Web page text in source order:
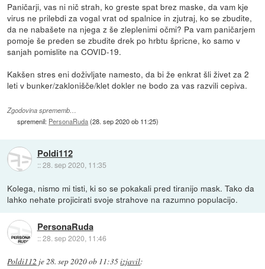
Paničarji, vas ni nič strah, ko greste spat brez maske, da vam kje
virus ne prilebdi za vogal vrat od spalnice in zjutraj, ko se zbudite,
da ne nabašete na njega z še zleplenimi očmi? Pa vam paničarjem
pomoje še preden se zbudite drek po hrbtu špricne, ko samo v
sanjah pomislite na COVID-19.
Kakšen stres eni doživljate namesto, da bi že enkrat šli živet za 2
leti v bunker/zaklonišče/klet dokler ne bodo za vas razvili cepiva.
Zgodovina sprememb…
spremenil: PersonaRuda(28. sep 2020 ob 11:25)
Poldi112
::28. sep 2020, 11:35
Kolega, nismo mi tisti, ki so se pokakali pred tiranijo mask. Tako da
lahko nehate projicirati svoje strahove na razumno populacijo.
PersonaRuda
::28. sep 2020, 11:46
Poldi112 je28. sep 2020 ob 11:35izjavil: